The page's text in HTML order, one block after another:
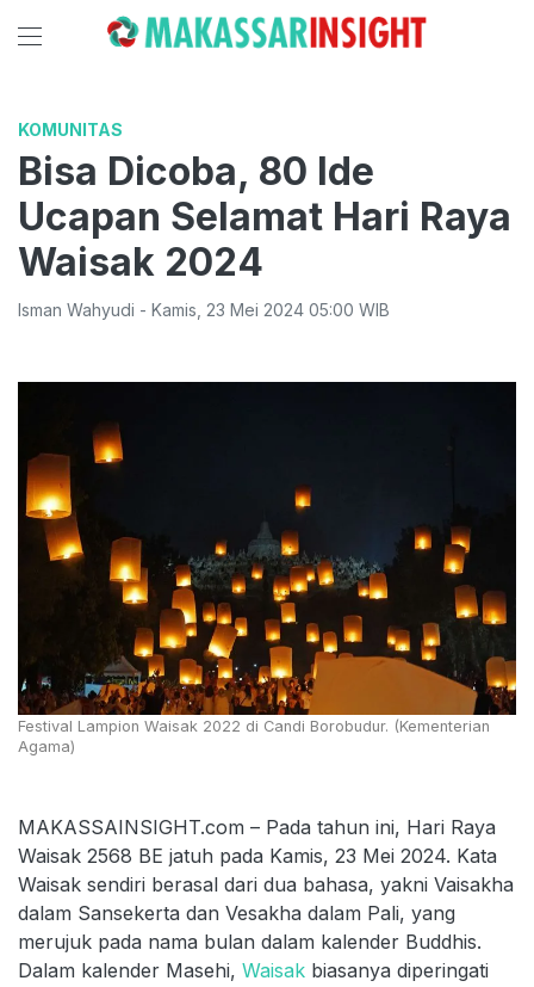
KOMUNITAS
Bisa Dicoba, 80 Ide
Ucapan Selamat Hari Raya
Waisak 2024
Isman Wahyudi - Kamis 23 Mei 2024 05:00 WIB
Festival Lampion Waisak 2022 di Candi Borobudur. (Kementerian
Agama)
MAKASSAINSIGHT.com – Pada tahun ini, Hari Raya
Waisak 2568 BE jatuh pada Kamis, 23 Mei 2024. Kata
Waisak sendiri berasal dari dua bahasa, yakni Vaisakha
dalam Sansekerta dan Vesakha dalam Pali, yang
merujuk pada nama bulan dalam kalender Buddhis.
Dalam kalender Masehi, Waisak biasanya diperingati